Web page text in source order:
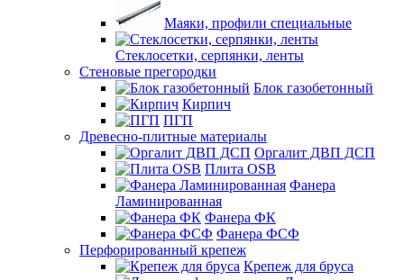
Маяки, профили специальные
Стеклосетки, серпянки, ленты
Стеновые прегородки
Блок газобетонный
Кирпич
ПГП
Древесно-плитные материалы
Оргалит ДВП ДСП
Плита OSB
Фанера
Ламинированная
Фанера ФК
Фанера ФСФ
Перфорированный крепеж
Крепеж для бруса